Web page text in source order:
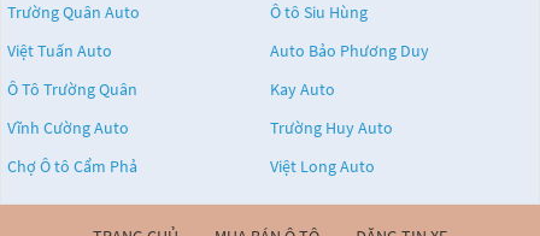
Trường Quân Auto
Ô tô Siu Hùng
Việt Tuấn Auto
Auto Bảo Phương Duy
Ô Tô Trường Quân
Kay Auto
Vĩnh Cường Auto
Trường Huy Auto
Chợ Ô tô Cẩm Phả
Việt Long Auto